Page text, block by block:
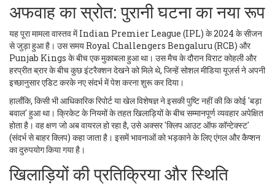
अफवाह का स्रोत: पुरानी घटना का नया रूप
यह पूरा मामला वास्तव मेंIndian Premier League (IPL) के 2024 के सीजन
से जुड़ा हुआ है। उस समय Royal Challengers Bengaluru (RCB) और
Punjab Kings के बीच एक मुकाबला हुआ था। उस मैच के दौरान विराट कोहली और
हरप्रीत ब्रार के बीच कुछ इंटरैक्शन देखने को मिले थे, जिन्हें सोशल मीडिया यूज़र्स ने अपनी
इच्छानुसार एडिट करके नए संदर्भ में पेश करना शुरू कर दिया।
हालाँकि, किसी भी आधिकारिक रिपोर्ट या खेल विशेषज्ञ ने इसकी पुष्टि नहीं की कि कोई 'बड़ा
बवाल' हुआ था। क्रिकेट के नियमों के तहत खिलाड़ियों के बीच सम्मानपूर्ण व्यवहार अपेक्षित
होता है। वह क्षण जो अब वायरल हो रहा है, उसे अक्सर 'क्लिप आउट ऑफ कॉन्टेक्स्ट'
(संदर्भ से बाहर क्लिप) कहा जाता है। इसमें भावनाओं को भड़काने के लिए एंगल और कैप्शन
का दुरुपयोग किया गया है।
खिलाड़ियों की प्रतिक्रिया और स्थिति